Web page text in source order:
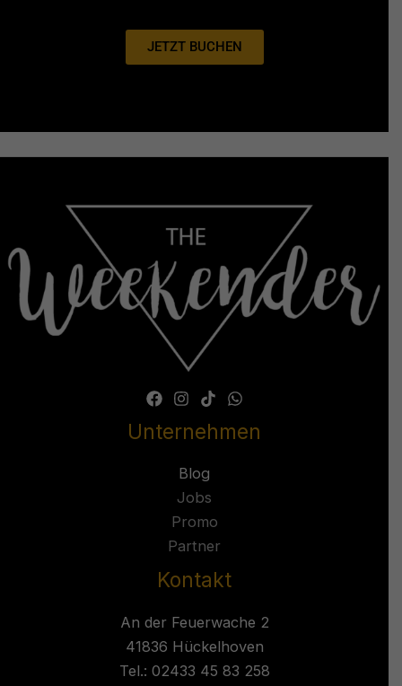
JETZT BUCHEN
Unternehmen
Blog
Jobs
Promo
Partner
Kontakt
An der Feuerwache 2
41836 Hückelhoven
Tel.: 02433 45 83 258